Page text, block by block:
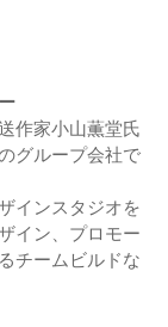
作家小山薫堂氏
グループ会社で
インスタジオを
イン、プロモー
チームビルドな